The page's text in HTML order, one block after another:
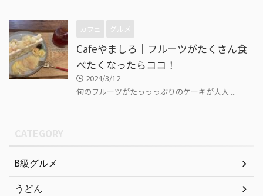
カフェ グルメ
Cafeやましろ｜フルーツがたくさん食
べたくなったらココ！
2024/3/12
旬のフルーツがたっっっぷりのケーキが大人 ...
B級グルメ
うどん